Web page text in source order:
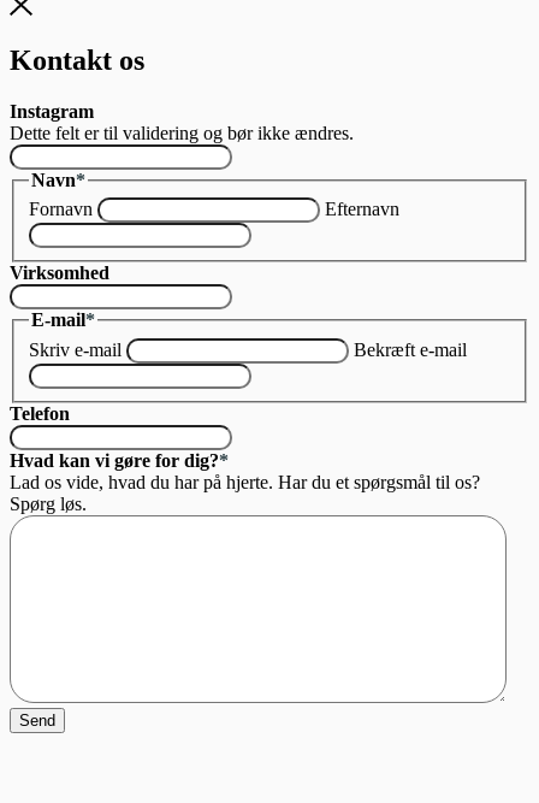
Kontakt os
Instagram
Dette felt er til validering og bør ikke ændres.
Navn*
Fornavn
Efternavn
Virksomhed
E-mail*
Skriv e-mail
Bekræft e-mail
Telefon
Hvad kan vi gøre for dig?*
Lad os vide, hvad du har på hjerte. Har du et spørgsmål til os?
Spørg løs.
Send